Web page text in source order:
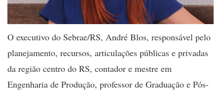
O executivo do Sebrae/RS, André Blos, responsável pelo
planejamento, recursos, articulações públicas e privadas
da região centro do RS, contador e mestre em
Engenharia de Produção, professor de Graduação e Pós-